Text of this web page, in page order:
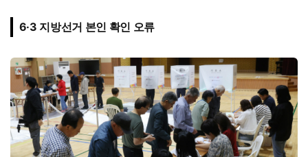
6·3 지방선거 본인 확인 오류